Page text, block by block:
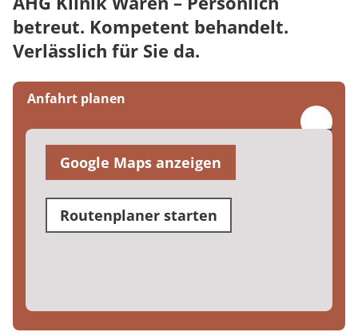
betreut. Kompetent behandelt.
Verlässlich für Sie da.
Anfahrt planen
Google Maps anzeigen
Routenplaner starten